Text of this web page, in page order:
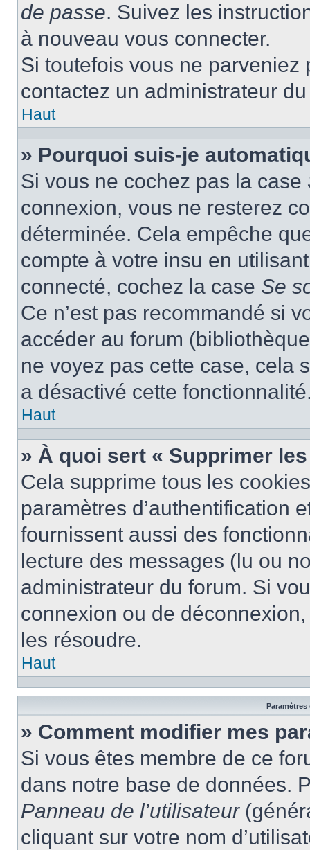
de passe. Suivez les
à nouveau vous connecter.
Si toutefois vous ne
contactez un administrateur
Haut
» Pourquoi suis-je
Si vous ne cochez pas la case
connexion, vous ne resterez
déterminée. Cela empêche
compte à votre insu en
connecté, cochez la case Se
Ce n’est pas recommandé si
accéder au forum
ne voyez pas cette case, cela
a désactivé cette
Haut
» À quoi sert « Supprimer
Cela supprime tous les
paramètres d’authentification
fournissent aussi des
lecture des messages (lu ou
administrateur du forum. Si
connexion ou de
les résoudre.
Haut
Paramètres
» Comment modifier mes
Si vous êtes membre de ce
dans notre base de données.
Panneau de l’utilisateur
cliquant sur votre nom